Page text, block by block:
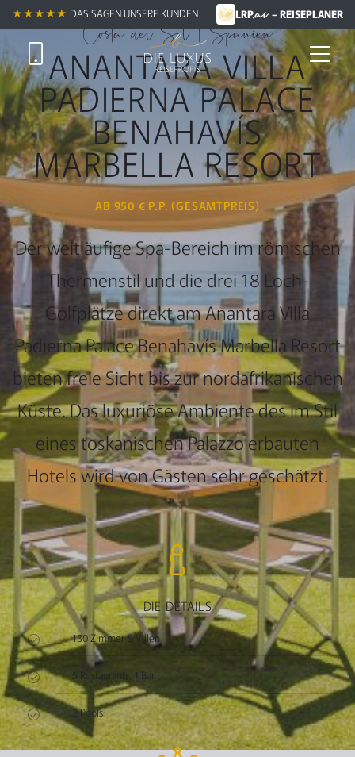
★★★★★ DAS SAGEN UNSERE KUNDEN LRP.ai – REISEPLANER
★★★★★ +
Costa del Sol | Spanien
ANANTARA VILLA
PADIERNA PALACE
BENAHAVÍS
MARBELLA RESORT
AB 950 € P.P. (GESAMTPREIS)
Der weitläufige Spa-Bereich im römischen
Thermenstil und die drei 18 Loch-
Golfplätze direkt am Anantara Villa
Padierna Palace Benahavís Marbella Resort
bieten freie Sicht bis zur nordafrikanischen
Küste. Das luxuriöse Ambiente des im Stil
eines toskanischen Palazzo erbauten
Hotels wird von Gästen sehr geschätzt.
DIE DETAILS
130 Zimmer & Villen
5 Restaurants, 1 Bar
2 Pools